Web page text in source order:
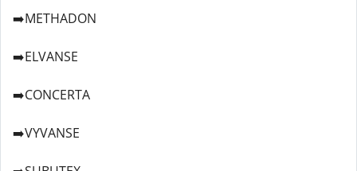
➡️METHADON
➡️ELVANSE
➡️CONCERTA
➡️VYVANSE